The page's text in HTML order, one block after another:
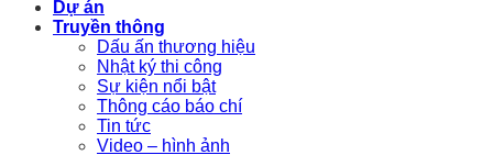
Dự án
Truyền thông
Dấu ấn thương hiệu
Nhật ký thi công
Sự kiện nổi bật
Thông cáo báo chí
Tin tức
Video – hình ảnh